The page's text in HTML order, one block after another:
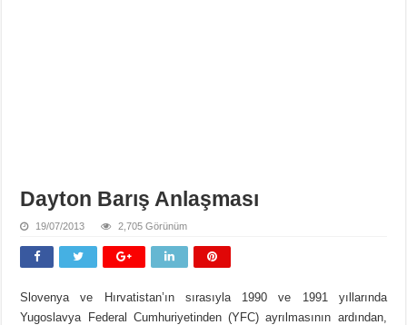
Dayton Barış Anlaşması
19/07/2013 2,705 Görünüm
Slovenya ve Hırvatistan’ın sırasıyla 1990 ve 1991 yıllarında
Yugoslavya Federal Cumhuriyetinden (YFC) ayrılmasının ardından,